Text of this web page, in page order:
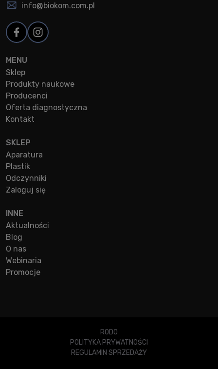
info@biokom.com.pl
MENU
Sklep
Produkty naukowe
Producenci
Oferta diagnostyczna
Kontakt
SKLEP
Aparatura
Plastik
Odczynniki
Zaloguj się
INNE
Aktualności
Blog
O nas
Webinaria
Promocje
RODO
POLITYKA PRYWATNOŚCI
REGULAMIN SPRZEDAŻY